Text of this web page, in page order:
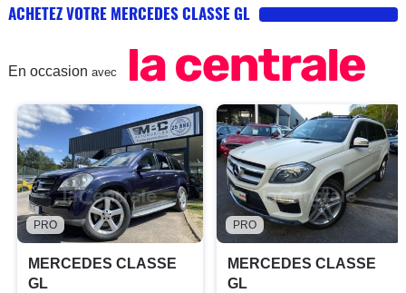
ACHETEZ VOTRE MERCEDES CLASSE GL
En occasion avec
PRO
MERCEDES CLASSE
GL
PRO
MERCEDES CLASSE
GL